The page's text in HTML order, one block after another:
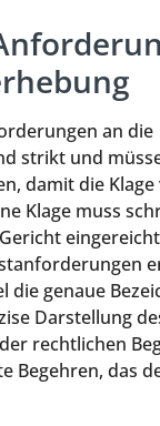
an die
strikt und
damit die
Klage muss
die genaue
Darstellung
rechtlichen
Begehren, das